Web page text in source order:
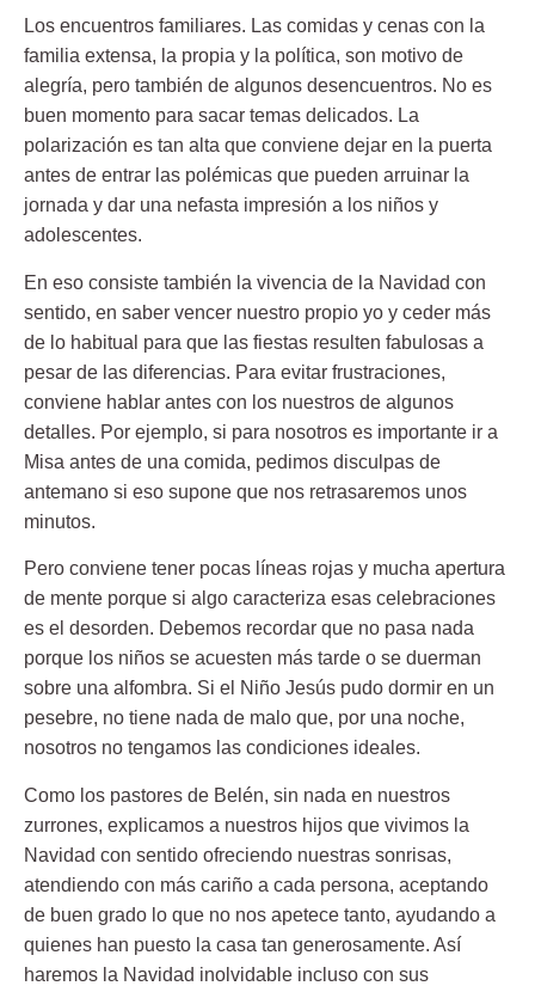
Los encuentros familiares. Las comidas y cenas con la
familia extensa, la propia y la política, son motivo de
alegría, pero también de algunos desencuentros. No es
buen momento para sacar temas delicados. La
polarización es tan alta que conviene dejar en la puerta
antes de entrar las polémicas que pueden arruinar la
jornada y dar una nefasta impresión a los niños y
adolescentes.
En eso consiste también la vivencia de la Navidad con
sentido, en saber vencer nuestro propio yo y ceder más
de lo habitual para que las fiestas resulten fabulosas a
pesar de las diferencias. Para evitar frustraciones,
conviene hablar antes con los nuestros de algunos
detalles. Por ejemplo, si para nosotros es importante ir a
Misa antes de una comida, pedimos disculpas de
antemano si eso supone que nos retrasaremos unos
minutos.
Pero conviene tener pocas líneas rojas y mucha apertura
de mente porque si algo caracteriza esas celebraciones
es el desorden. Debemos recordar que no pasa nada
porque los niños se acuesten más tarde o se duerman
sobre una alfombra. Si el Niño Jesús pudo dormir en un
pesebre, no tiene nada de malo que, por una noche,
nosotros no tengamos las condiciones ideales.
Como los pastores de Belén, sin nada en nuestros
zurrones, explicamos a nuestros hijos que vivimos la
Navidad con sentido ofreciendo nuestras sonrisas,
atendiendo con más cariño a cada persona, aceptando
de buen grado lo que no nos apetece tanto, ayudando a
quienes han puesto la casa tan generosamente. Así
haremos la Navidad inolvidable incluso con sus